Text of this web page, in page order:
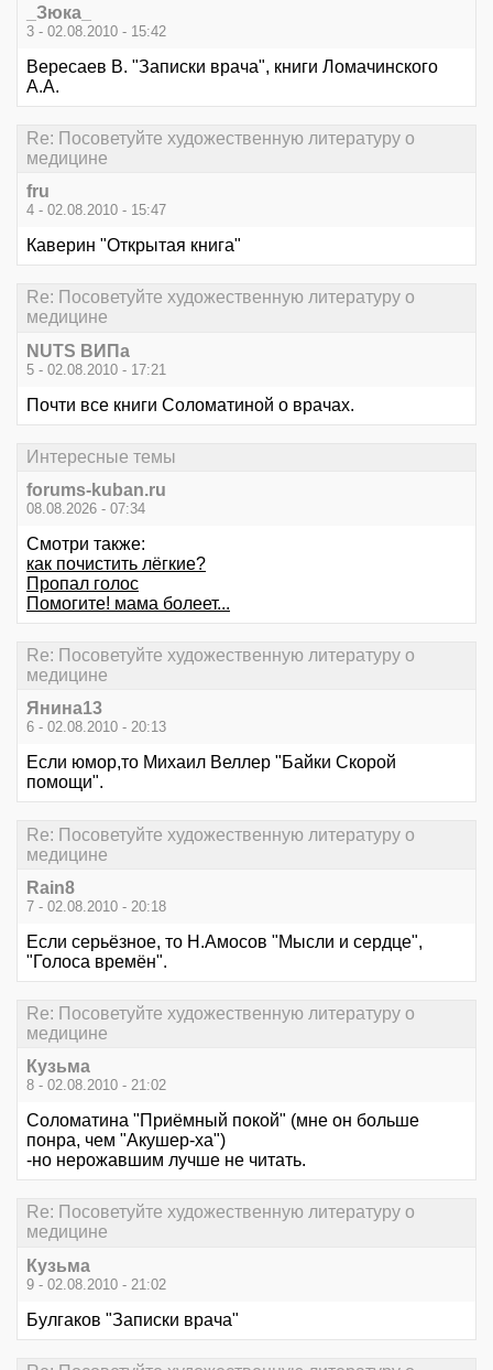
_Зюка_
3 - 02.08.2010 - 15:42
Вересаев В. "Записки врача", книги Ломачинского
А.А.
Re: Посоветуйте художественную литературу о
медицине
fru
4 - 02.08.2010 - 15:47
Каверин "Открытая книга"
Re: Посоветуйте художественную литературу о
медицине
NUTS ВИПа
5 - 02.08.2010 - 17:21
Почти все книги Соломатиной о врачах.
Интересные темы
forums-kuban.ru
08.08.2026 - 07:34
Смотри также:
кaк почистить лёгкиe?
Пропал голос
Помогите! мама болеет...
Re: Посоветуйте художественную литературу о
медицине
Янина13
6 - 02.08.2010 - 20:13
Если юмор,то Михаил Веллер "Байки Скорой
помощи".
Re: Посоветуйте художественную литературу о
медицине
Rain8
7 - 02.08.2010 - 20:18
Если серьёзное, то Н.Амосов "Мысли и сердце",
"Голоса времён".
Re: Посоветуйте художественную литературу о
медицине
Кузьма
8 - 02.08.2010 - 21:02
Соломатина "Приёмный покой" (мне он больше
понра, чем "Акушер-ха")
-но нерожавшим лучше не читать.
Re: Посоветуйте художественную литературу о
медицине
Кузьма
9 - 02.08.2010 - 21:02
Булгаков "Записки врача"